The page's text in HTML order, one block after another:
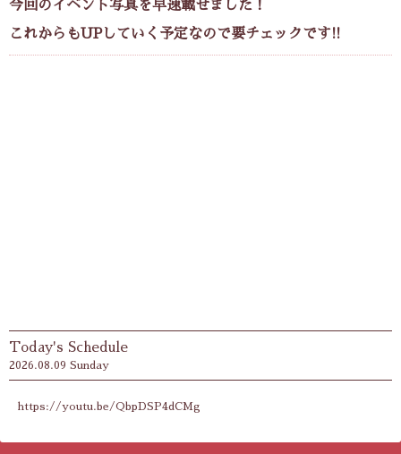
今回のイベント写真を早速載せました！
これからもUPしていく予定なので要チェックです!!
Today's Schedule
2026.08.09 Sunday
https://youtu.be/QbpDSP4dCMg